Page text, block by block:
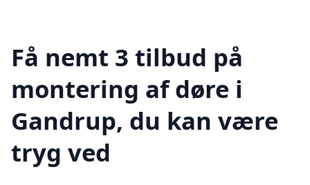
Få nemt 3 tilbud på
montering af døre i
Gandrup, du kan være
tryg ved